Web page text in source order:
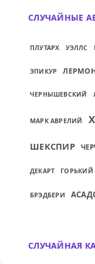
ЧТОБЫ
СЛУЧАЙНЫЕ
ПЛУТАРХ УЭЛЛС
ЭПИКУР
ЧЕРНЫШЕВСКИЙ
МАРК АВРЕЛИЙ
ШЕКСПИР
ДЕКАРТ ГОРЬКИЙ
БРЭДБЕРИ
СЛУЧАЙНАЯ